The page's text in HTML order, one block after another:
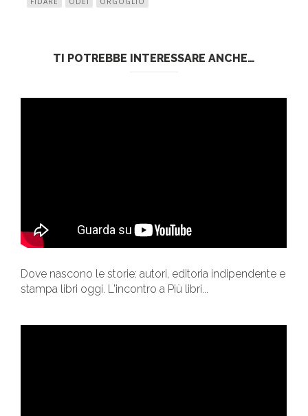
TI POTREBBE INTERESSARE ANCHE…
Dove nascono le storie: autori, editoria indipendente e
stampa libri oggi. L'incontro a Più libri...